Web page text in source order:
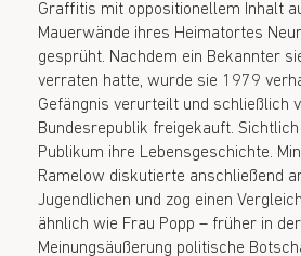
Graffitis mit oppositionellem Inhalt
Mauerwände ihres Heimatortes
gesprüht. Nachdem ein Bekannter
verraten hatte, wurde sie 1979
Gefängnis verurteilt und schließlich
Bundesrepublik freigekauft.
Publikum ihre Lebensgeschichte.
Ramelow diskutierte anschließend
Jugendlichen und zog einen
ähnlich wie Frau Popp – früher in
Meinungsäußerung politische